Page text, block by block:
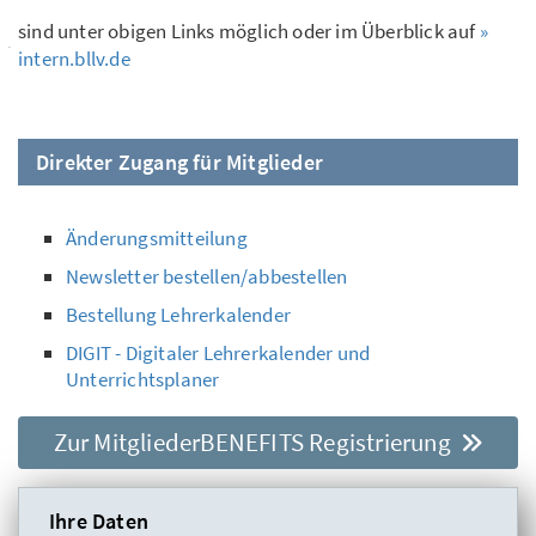
sind unter obigen Links möglich oder im Überblick auf»
intern.bllv.de
Direkter Zugang für Mitglieder
Änderungsmitteilung
Newsletter bestellen/abbestellen
Bestellung Lehrerkalender
DIGIT - Digitaler Lehrerkalender und
Unterrichtsplaner
Zur MitgliederBENEFITS Registrierung
Ihre Daten